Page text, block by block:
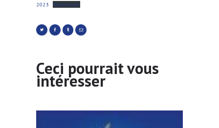
2023
Télécharger
Ceci pourrait vous
intéresser